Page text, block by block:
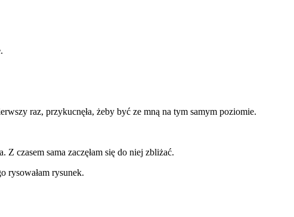
raz, przykucnęła, żeby być ze mną na tym samym poziomie.
Z czasem sama zaczęłam się do niej zbliżać.
rysowałam rysunek.